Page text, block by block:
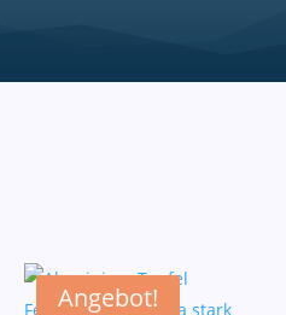
Angebot!